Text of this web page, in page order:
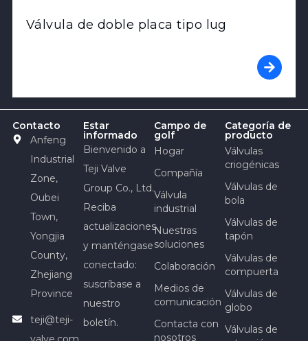
Válvula de doble placa tipo lug
Contacto
Anfeng
Industrial
Zone,
Oubei
Town,
Yongjia
County,
Zhejiang
Province
teji@teji-
Estar
informado
Bienvenido a
Teji Valve
Group Co., Ltd.
Reciba
actualizaciones
y manténgase
conectado:
suscríbase a
nuestro
boletín.
Campo de
golf
Hogar
Compañía
Válvula
industrial
Nuestras
soluciones
Colaboración
Medios de
comunicación
Contacta con
nosotros
Categoría de
producto
Válvulas
criogénicas
Válvulas de
bola
Válvulas de
tapón
Válvulas de
compuerta
Válvulas de
globo
Válvulas de